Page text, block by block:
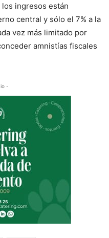
ingresos están
central y sólo el 7% a la
vez más limitado por
amnistías fiscales
-